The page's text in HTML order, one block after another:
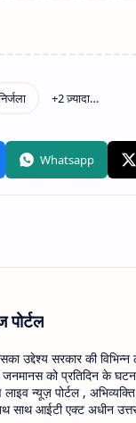
पोर्टल
उद्देश्य सरकार की विभिन्न
को प्रतिदिन के
न्यूज़ पोर्टल ,
साथ आईटी एक्ट अधीन